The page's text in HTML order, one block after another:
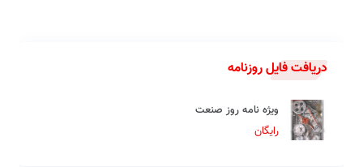
دریافت فایل روزنامه
ویژه نامه روز صنعت
رایگان